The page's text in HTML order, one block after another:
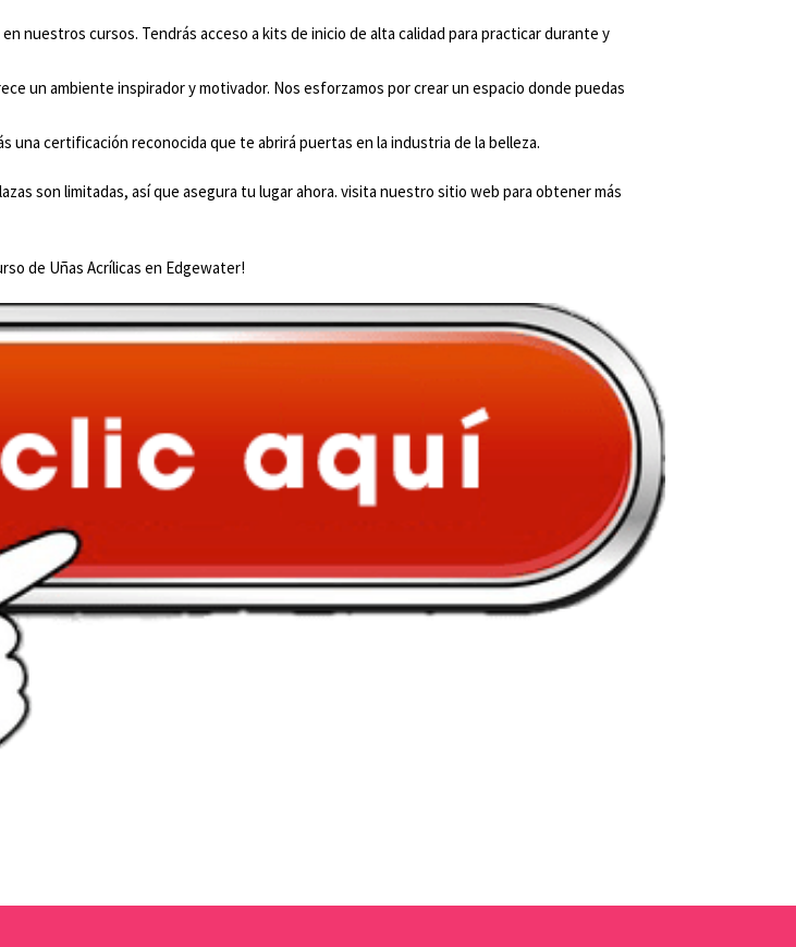
nuestros cursos. Tendrás acceso a kits de inicio de alta calidad para practicar durante y
un ambiente inspirador y motivador. Nos esforzamos por crear un espacio donde puedas
una certificación reconocida que te abrirá puertas en la industria de la belleza.
son limitadas, así que asegura tu lugar ahora. visita nuestro sitio web para obtener más
de Uñas Acrílicas en Edgewater!